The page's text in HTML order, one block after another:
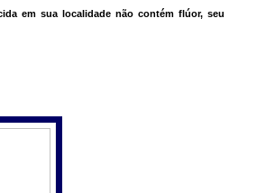
em sua localidade não contém flúor, seu